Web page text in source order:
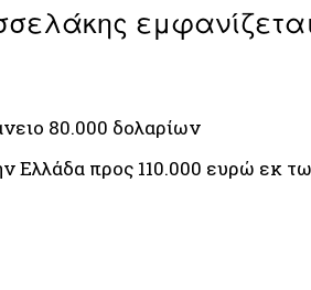
80.000 δολαρίων
Ελλάδα προς 110.000 ευρώ εκ